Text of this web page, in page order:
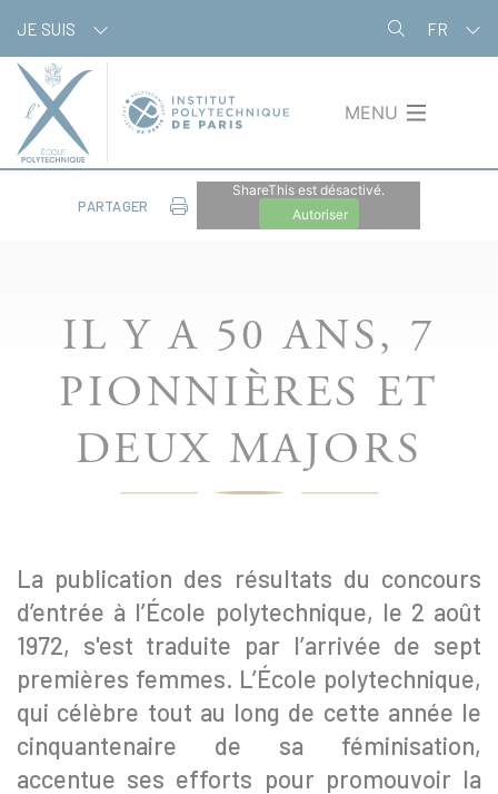
au
contenu
principal
JE SUIS FR
MENU
PARTAGER
ShareThis est désactivé.
Autoriser
IL Y A 50 ANS, 7
PIONNIÈRES ET
DEUX MAJORS
La publication des résultats du concours
d’entrée à l’École polytechnique, le 2 août
1972, s'est traduite par l’arrivée de sept
premières femmes. L’École polytechnique,
qui célèbre tout au long de cette année le
cinquantenaire de sa féminisation,
accentue ses efforts pour promouvoir la